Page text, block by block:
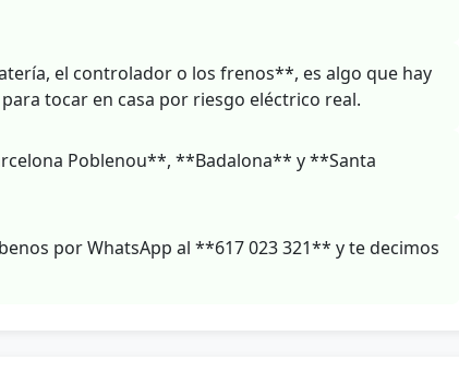
el controlador o los frenos**, es algo que hay
tocar en casa por riesgo eléctrico real.
Poblenou**, **Badalona** y **Santa
por WhatsApp al **617 023 321** y te decimos